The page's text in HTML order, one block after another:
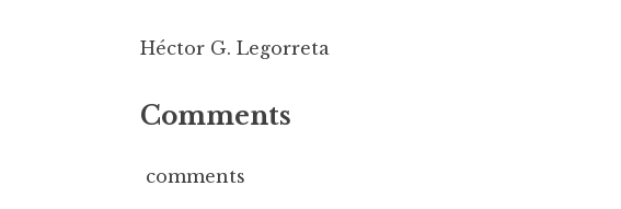
Héctor G. Legorreta
Comments
comments